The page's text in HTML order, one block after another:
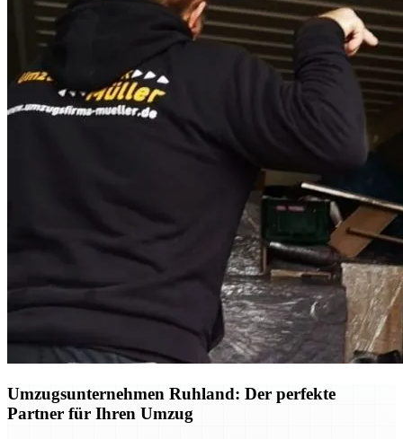
Umzugsunternehmen Ruhland: Der perfekte
Partner für Ihren Umzug